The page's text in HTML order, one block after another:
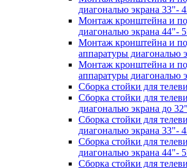
диагональю экрана 33"-
Монтаж кронштейна и
диагональю экрана 44"-
Монтаж кронштейна и
аппаратуры диагональю
Монтаж кронштейна и
аппаратуры диагональю
Сборка стойки для
Сборка стойки для
диагональю экрана до 32"
Сборка стойки для
диагональю экрана 33"-
Сборка стойки для
диагональю экрана 44"-
Сборка стойки для